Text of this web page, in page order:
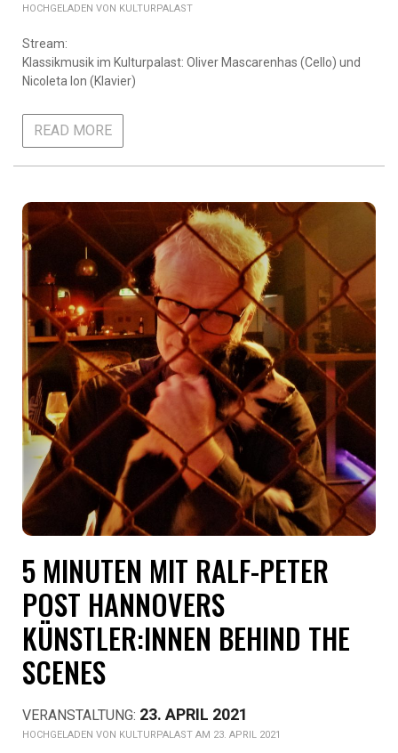
KULTURPALAST
Stream:
Klassikmusik im Kulturpalast: Oliver Mascarenhas (Cello) und
Nicoleta Ion (Klavier)
READ MORE
5 MINUTEN MIT RALF-PETER
POST HANNOVERS
KÜNSTLER:INNEN BEHIND THE
SCENES
23. APRIL 2021
KULTURPALAST AM 23. APRIL 2021